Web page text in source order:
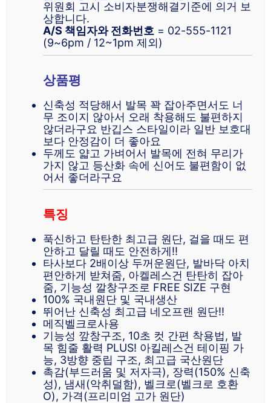
위원회 고시 소비자분쟁해결기준에 의거 보
상합니다.
A/S 책임자와 전화번호 = 02-555-1121
(9~6pm / 12~1pm 제외)
상품평
신축성 적당해서 발목 꽉 잡아주면서도 너
무 조이지 않아서 오래 착용해도 불편하지
않더라구요 반깁스 스타일이라 일반 보호대
보다 안정감이 더 좋아요
두께도 얇고 가벼어서 발목에 전혀 무리가
가지 않고 등산화 속에 신어도 불편함이 없
어서 좋더라구요
특징
푹신하고 탄탄한 최고급 원단, 걸을 때도 편
안하고 달릴 때도 안전하게!!
타사보다 2배이상 두꺼운원단, 발바닥 아치
편안하게 받쳐줌, 아켈레스건 탄탄히 잡아
줌, 기능성 깔창구조로 FREE SIZE 구현
100% 국내원단 및 국내생산
뛰어난 신축성 최고급 네오프랜 원단!!
메직벨크로사용
기능성 깦창구조, 10초 컷 간편 착용법, 발
목 힘줄 활력 PLUS! 아킬레스건 테이핑 가
능, 3방향 중립 구조, 최고급 국산원단
촉감(부드러움 및 저자극), 장력(150% 신축
성), 냄새(악취덜함), 벨크로(벨크로 호환
O), 가격(프리미엄 고가 원단)